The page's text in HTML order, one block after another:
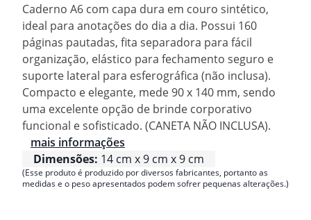
Caderno A6 com capa dura em couro sintético,
ideal para anotações do dia a dia. Possui 160
páginas pautadas, fita separadora para fácil
organização, elástico para fechamento seguro e
suporte lateral para esferográfica (não inclusa).
Compacto e elegante, mede 90 x 140 mm, sendo
uma excelente opção de brinde corporativo
funcional e sofisticado. (CANETA NÃO INCLUSA).
mais informações
Dimensões: 14 cm x 9 cm x 9 cm
(Esse produto é produzido por diversos fabricantes, portanto as
medidas e o peso apresentados podem sofrer pequenas alterações.)